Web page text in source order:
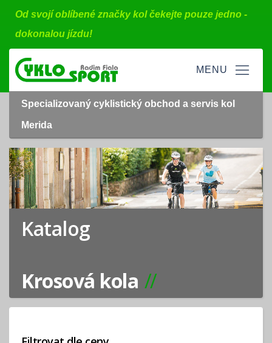
Od svojí oblíbené značky kol čekejte pouze jedno -
dokonalou jízdu!
Specializovaný cyklistický obchod a servis kol
Merida
Katalog
Krosová kola